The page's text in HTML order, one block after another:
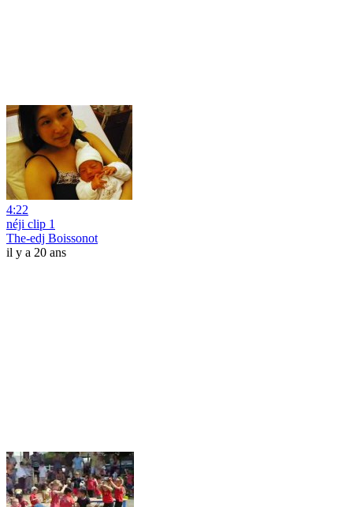
4:22
néji clip 1
The-edj Boissonot
il y a 20 ans